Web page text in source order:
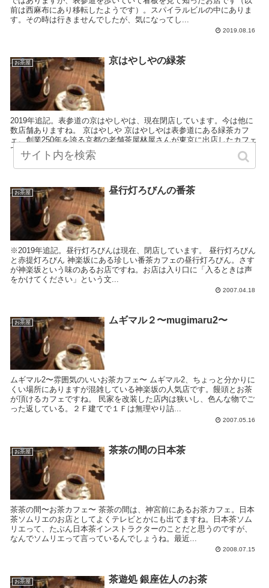
前は西麻布にあり移転したようです）。スパイラルビルの中にありま
す。その時は行きませんでしたが、気になってし...
2019.08.16
お茶屋 京はやしやの緑茶
2019年追記。表参道の京はやしやは、現在閉店しています。今は他に
数店舗ありますね。 京はやしや 京はやしやは表参道にある緑茶カフ
ェ。創業250年を誇る京都の老舗茶屋林屋さんが東京に出店したカフェ
です。 老舗のお茶屋さん...
2007.03.22
お茶屋 昼行灯ろびんの番茶
※2019年追記。昼行灯ろびんは現在、閉店しています。 昼行灯ろびん
と赤提灯ろびん 神楽坂にある珍しい番茶カフェの昼行灯ろびん。さす
が神楽坂という味のあるお店ですね。お店は入り口に「入るときは声
をかけてください」という文...
2007.04.18
お茶屋 ムギマル２〜mugimaru2〜
ムギマル2〜雰囲気のいいお茶カフェ〜 ムギマル2、ちょっと分かりに
くい場所にありますが混雑している神楽坂の人気店です。饅頭とお茶
が頂けるカフェですね。 民家を改装した店内は狭いし、色んな物でご
った返している。２Ｆ建てで１Ｆは無理やり詰...
2007.05.16
お茶屋 茶茶の間の日本茶
茶茶の間〜お茶カフェ〜 茶茶の間は、神宮前にあるお茶カフェ。日本
茶ソムリエのお店としてよくテレビとかにも出てますね。日本茶ソム
リエって、たぶん日本茶インストラクターのことだと思うのですが、
なんでソムリエって言っているんでしょうね。最近...
2008.07.15
お茶屋 茶遊処 銀座佐人のお茶